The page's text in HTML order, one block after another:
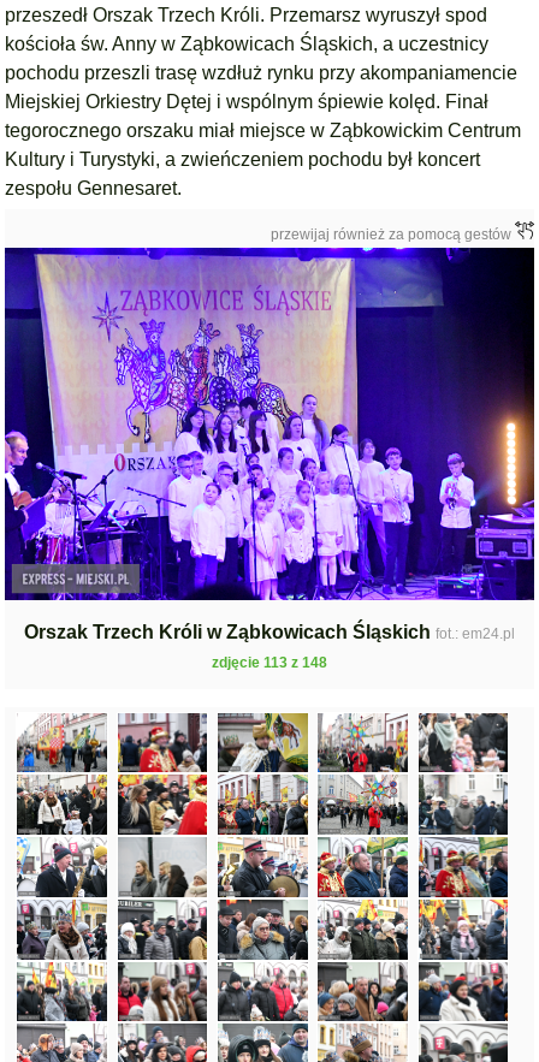
przeszedł Orszak Trzech Króli. Przemarsz wyruszył spod
kościoła św. Anny w Ząbkowicach Śląskich, a uczestnicy
pochodu przeszli trasę wzdłuż rynku przy akompaniamencie
Miejskiej Orkiestry Dętej i wspólnym śpiewie kolęd. Finał
tegorocznego orszaku miał miejsce w Ząbkowickim Centrum
Kultury i Turystyki, a zwieńczeniem pochodu był koncert
zespołu Gennesaret.
przewijaj również za pomocą gestów
Orszak Trzech Króli w Ząbkowicach Śląskich fot.: em24.pl
zdjęcie 113 z 148